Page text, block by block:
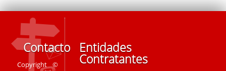
Contacto
Copyright ©
Entidades
Contratantes